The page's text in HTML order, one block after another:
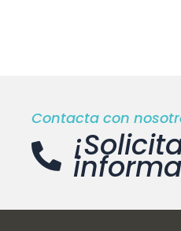
Contacta con